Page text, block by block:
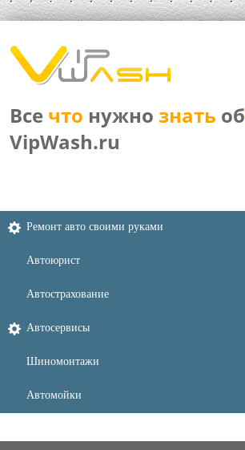
Все что нужно знать об
VipWash.ru
Ремонт авто своими руками
Автоюрист
Автострахование
Автосервисы
Шиномонтажи
Автомойки